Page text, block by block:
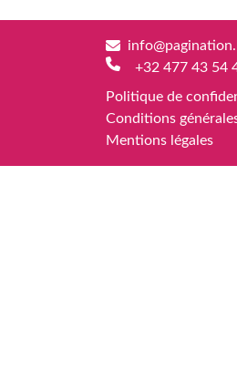
+32 477 43 54
Politique de
Conditions
Mentions légales